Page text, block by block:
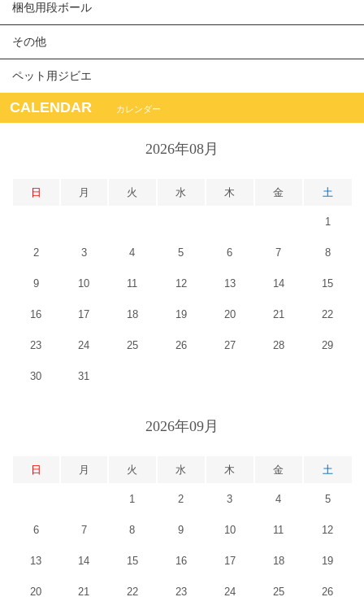
梱包用段ボール
その他
ペット用ジビエ
CALENDAR カレンダー
2026年08月
日 月 火 水 木 金 土
1
2 3 4 5 6 7 8
9 10 11 12 13 14 15
16 17 18 19 20 21 22
23 24 25 26 27 28 29
30 31
2026年09月
日 月 火 水 木 金 土
1 2 3 4 5
6 7 8 9 10 11 12
13 14 15 16 17 18 19
20 21 22 23 24 25 26